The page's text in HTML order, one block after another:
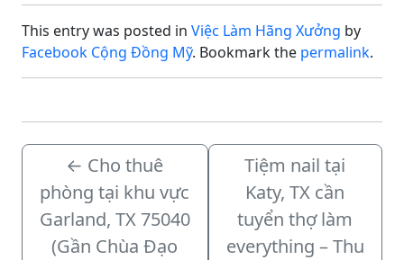
Giờ hành chính: 9:00 AM
– 5:00 PM.
Mô tả công
This entry was posted in Việc Làm Hãng Xưởng by
Facebook Cộng Đồng Mỹ. Bookmark the permalink.
← Cho thuê
phòng tại khu vực
Garland, TX 75040
(Gần Chùa Đạo
Tiệm nail tại
Katy, TX cần
tuyển thợ làm
everything – Thu